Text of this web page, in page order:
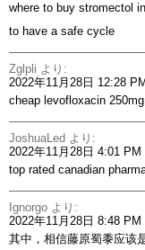
where to buy stromectol
to have a safe cycle
Zglpli より:
2022年11月28日 12:28 PM
cheap levofloxacin 250mg
JoshuaLed より:
2022年11月28日 4:01 PM
top rated canadian
Ignorgo より:
2022年11月28日 8:48 PM
其中，相信藤原蜀黍应该